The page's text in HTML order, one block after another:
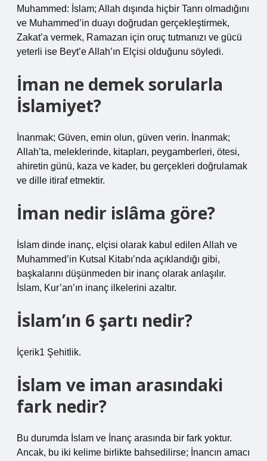
Muhammed: İslam; Allah dışında hiçbir Tanrı olmadığını
ve Muhammed’in duayı doğrudan gerçekleştirmek,
Zakat’a vermek, Ramazan için oruç tutmanızı ve gücü
yeterli ise Beyt’e Allah’ın Elçisi olduğunu söyledi.
İman ne demek sorularla
İslamiyet?
İnanmak; Güven, emin olun, güven verin. İnanmak;
Allah’ta, meleklerinde, kitapları, peygamberleri, ötesi,
ahiretin günü, kaza ve kader, bu gerçekleri doğrulamak
ve dille itiraf etmektir.
İman nedir islâma göre?
İslam dinde inanç, elçisi olarak kabul edilen Allah ve
Muhammed’in Kutsal Kitabı’nda açıklandığı gibi,
başkalarını düşünmeden bir inanç olarak anlaşılır.
İslam, Kur’an’ın inanç ilkelerini azaltır.
İslam’ın 6 şartı nedir?
İçerik1 Şehitlik.
İslam ve iman arasındaki
fark nedir?
Bu durumda İslam ve İnanç arasında bir fark yoktur.
Ancak, bu iki kelime birlikte bahsedilirse; İnancın amacı